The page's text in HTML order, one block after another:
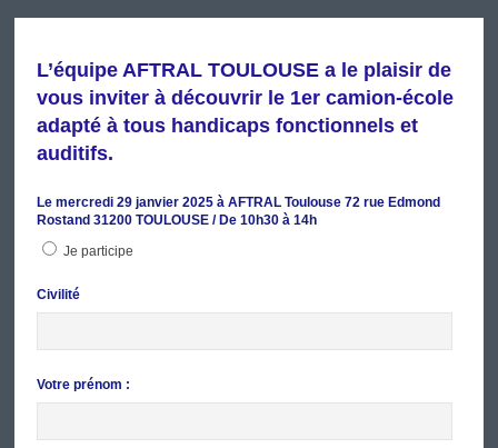
L’équipe AFTRAL TOULOUSE a le plaisir de
vous inviter à découvrir le 1er camion-école
adapté à tous handicaps fonctionnels et
auditifs.
Le mercredi 29 janvier 2025 à AFTRAL Toulouse 72 rue Edmond
Rostand 31200 TOULOUSE / De 10h30 à 14h
Je participe
Civilité
Votre prénom :